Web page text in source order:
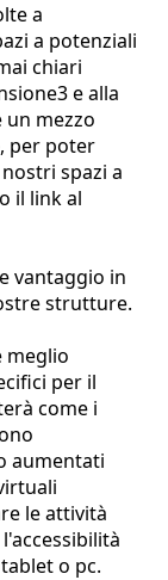
a
a potenziali
chiari
e alla
un mezzo
per poter
spazi a
il link al
vantaggio in
strutture.
meglio
per il
come i
aumentati
le attività
o pc.